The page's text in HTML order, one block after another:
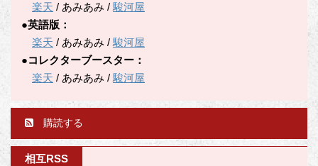
楽天 / あみあみ /駿河屋
●英語版：
楽天 / あみあみ /駿河屋
●コレクターブースター：
楽天 / あみあみ /駿河屋
購読する
相互RSS